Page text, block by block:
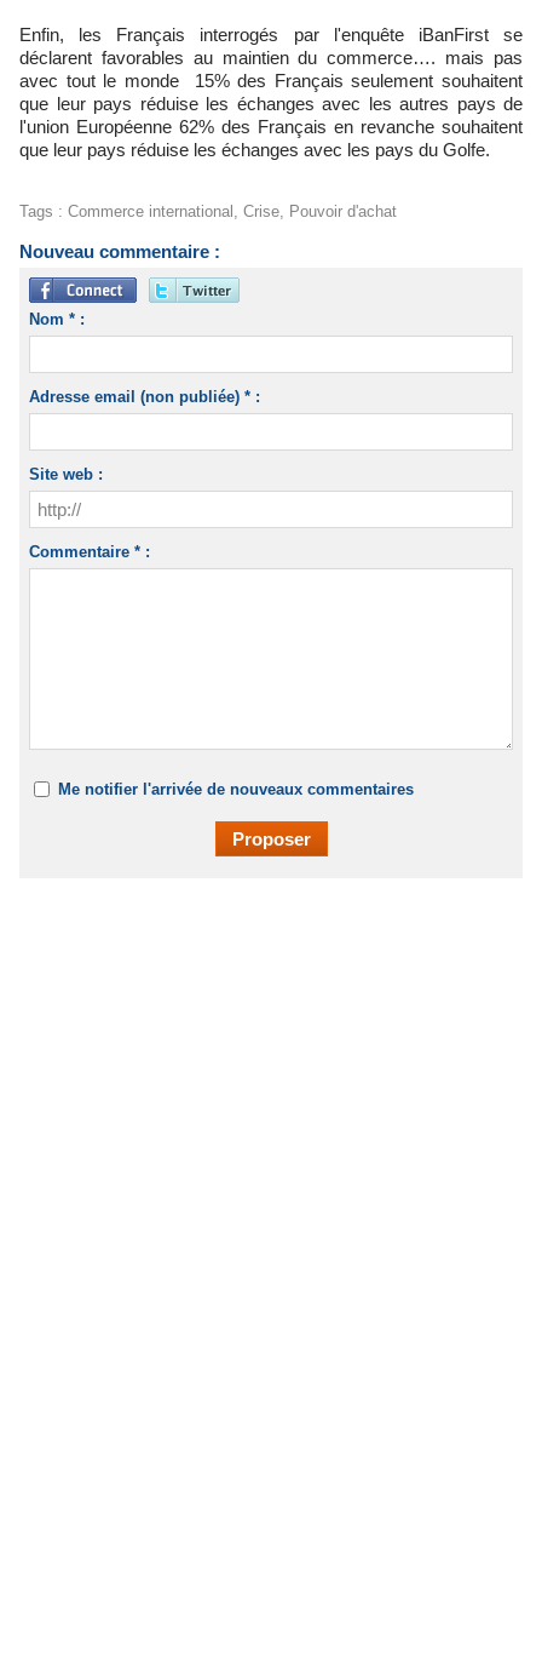
Enfin, les Français interrogés par l'enquête iBanFirst se
déclarent favorables au maintien du commerce…. mais pas
avec tout le monde 15% des Français seulement souhaitent
que leur pays réduise les échanges avec les autres pays de
l'union Européenne 62% des Français en revanche souhaitent
que leur pays réduise les échanges avec les pays du Golfe.
Tags : Commerce international Crise Pouvoir d'achat
Nouveau commentaire :
Nom * :
Adresse email (non publiée) * :
Site web :
Commentaire * :
Me notifier l'arrivée de nouveaux commentaires